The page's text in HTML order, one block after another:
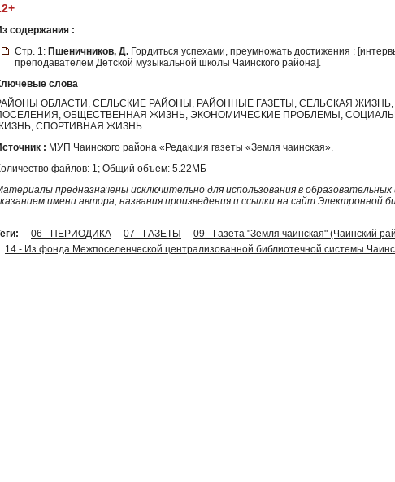
содержания :
Стр. 1: Пшеничников, Д. Гордиться успехами, преумножать достижения :
преподавателем Детской музыкальной школы Чаинского района].
слова
ОБЛАСТИ, СЕЛЬСКИЕ РАЙОНЫ, РАЙОННЫЕ ГАЗЕТЫ, СЕЛЬСКАЯ
ОБЩЕСТВЕННАЯ ЖИЗНЬ, ЭКОНОМИЧЕСКИЕ ПРОБЛЕМЫ,
СПОРТИВНАЯ ЖИЗНЬ
: МУП Чаинского района «Редакция газеты «Земля чаинская».
файлов: 1; Общий объем: 5.22МБ
предназначены исключительно для использования в
имени автора, названия произведения и ссылки на сайт Электронной
06 - ПЕРИОДИКА 07 - ГАЗЕТЫ
09 - Газета "Земля чаинская" (Чаинский
14 - Из фонда Межпоселенческой централизованной библиотечной системы